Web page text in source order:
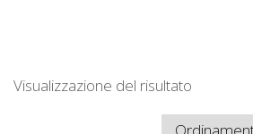
Visualizzazione del risultato